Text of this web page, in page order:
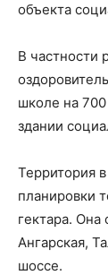
объекта
В частности
школе на
здании
Территория
планировки
гектара. Она
Ангарская,
шоссе.